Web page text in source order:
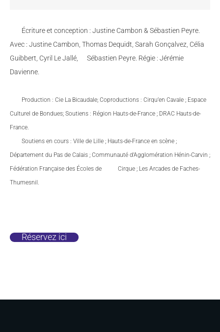
Écriture et conception : Justine Cambon & Sébastien Peyre.
Avec : Justine Cambon, Thomas Dequidt, Sarah Gonçalvez, Célia
Guibbert, Cyril Le Jallé, Sébastien Peyre. Régie : Jérémie
Davienne.
Production : Cie La Bicaudale; Coproductions : Cirqu’en Cavale ; Espace
Culturel de Bondues; Soutiens : Région Hauts-de-France ; DRAC Hauts-de-
France.
Soutiens en cours : Ville de Lille ; Hauts-de-France en scène ;
Département du Pas de Calais ; Communauté d’Agglomération Hénin-Carvin ;
Fédération Française des Écoles de Cirque ; Les Arcades de Faches-
Thumesnil.
Réservez ici